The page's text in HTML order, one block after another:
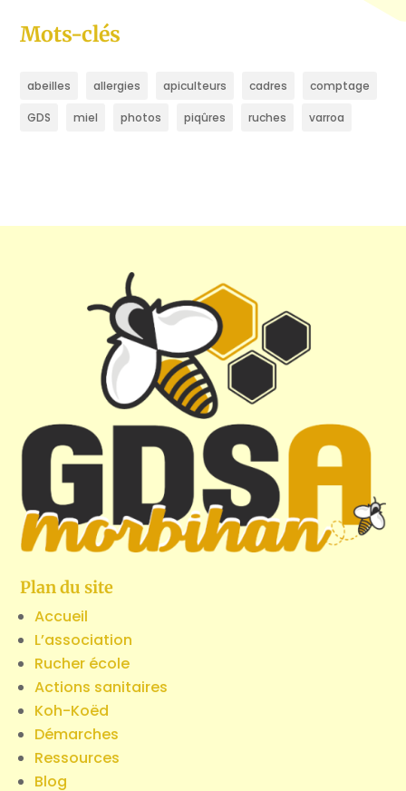
Mots-clés
abeilles allergies apiculteurs cadres comptage
GDS miel photos piqûres ruches varroa
Plan du site
Accueil
L’association
Rucher école
Actions sanitaires
Koh-Koëd
Démarches
Ressources
Blog